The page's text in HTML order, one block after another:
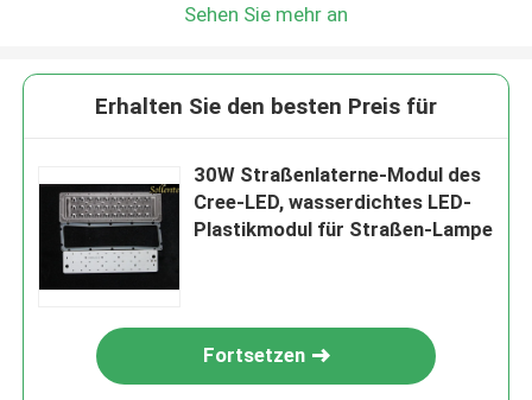
Sehen Sie mehr an
Erhalten Sie den besten Preis für
30W Straßenlaterne-Modul des
Cree-LED, wasserdichtes LED-
Plastikmodul für Straßen-Lampe
Fortsetzen